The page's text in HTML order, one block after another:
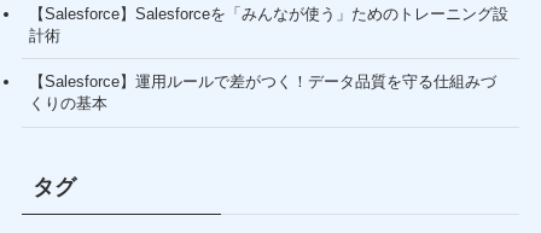
【Salesforce】Salesforceを「みんなが使う」ためのトレーニング設
計術
【Salesforce】運用ルールで差がつく！データ品質を守る仕組みづ
くりの基本
タグ